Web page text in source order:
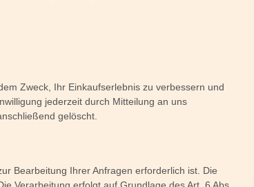
Zweck, Ihr Einkaufserlebnis zu verbessern und
jederzeit durch Mitteilung an uns
gelöscht.
Bearbeitung Ihrer Anfragen erforderlich ist. Die